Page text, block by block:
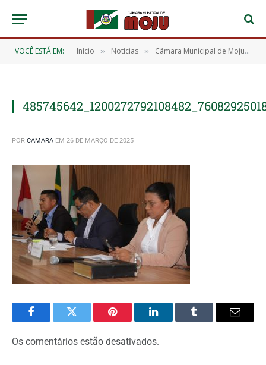
VOCÊ ESTÁ EM: Início » Notícias » Câmara Municipal de Moju realiza 5ª Sessão Ordinária e aprova 16 requerimentos importantes para o município
POR CAMARA EM 26 DE MARÇO DE 2025
FacebookTwitter Pinterest O
LinkedIn
Tumblr
E-
Os comentários estão desativados.